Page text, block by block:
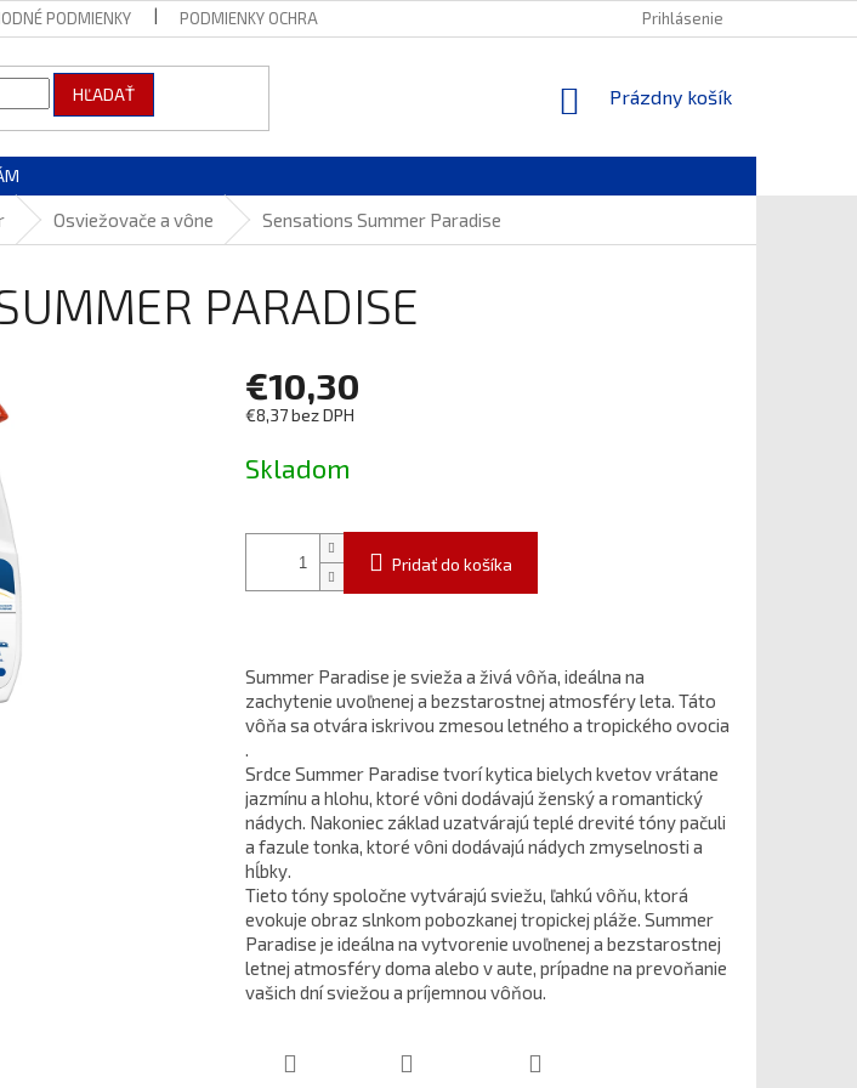
PODMIENKY PODMIENKY OCHRANY OSOBNÝCH ÚDAJOV Prihlásenie
HĽADAŤ
NÁKUPNÝ
Prázdny košík
Osviežovače a vône Sensations Summer Paradise
PARADISE
€10,30
€8,37 bez DPH
cena:
Skladom
Pridať do košíka
Summer Paradise je svieža a živá vôňa, ideálna na
zachytenie uvoľnenej a bezstarostnej atmosféry leta. Táto
vôňa sa otvára iskrivou zmesou letného a tropického ovocia
.
Srdce Summer Paradise tvorí kytica bielych kvetov vrátane
jazmínu a hlohu, ktoré vôni dodávajú ženský a romantický
nádych. Nakoniec základ uzatvárajú teplé drevité tóny pačuli
a fazule tonka, ktoré vôni dodávajú nádych zmyselnosti a
hĺbky.
Tieto tóny spoločne vytvárajú sviežu, ľahkú vôňu, ktorá
evokuje obraz slnkom pobozkanej tropickej pláže. Summer
Paradise je ideálna na vytvorenie uvoľnenej a bezstarostnej
letnej atmosféry doma alebo v aute, prípadne na prevoňanie
vašich dní sviežou a príjemnou vôňou.